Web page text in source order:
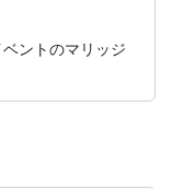
ントのマリッジ